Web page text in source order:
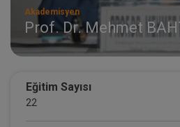
Akademisyen
Prof. Dr. Mehmet
Eğitim Sayısı
22